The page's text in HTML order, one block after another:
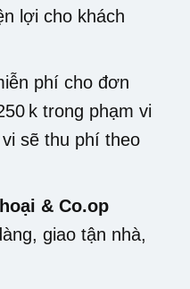
lợi cho khách
phí cho đơn
k trong phạm vi
sẽ thu phí theo
& Co.op
giao tận nhà,